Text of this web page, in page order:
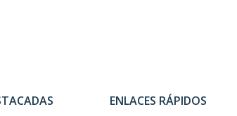
ENLACES RÁPIDOS